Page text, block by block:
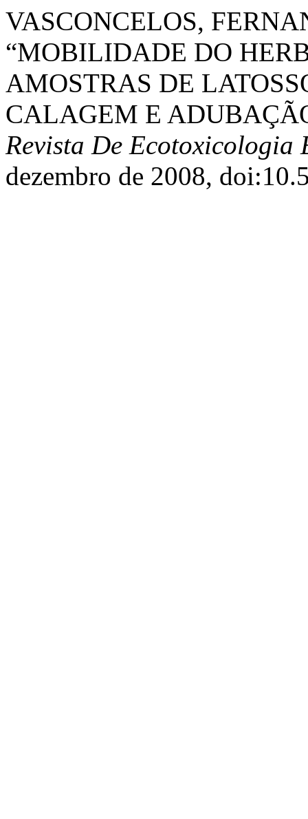
VASCONCELOS,
“MOBILIDADE DO
AMOSTRAS DE
CALAGEM E
Revista De Ecotoxicologia
dezembro de 2008,